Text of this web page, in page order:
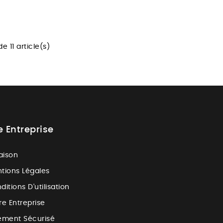
11 article(s)
Entreprise
Légales
D'utilisation
Entreprise
Sécurisé